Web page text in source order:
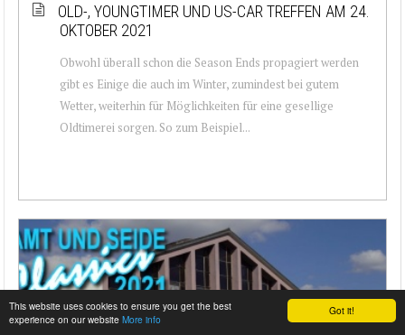
Got it!
This website uses cookies to ensure you get the best
experience on our website More info
OLD-, YOUNGTIMER UND US-CAR TREFFEN AM 24.
OKTOBER 2021
Obwohl überall schon die Season Ends propagiert werden
gibt es Einige die auch im Winter, zumindest bei gutem
Wetter, weiterhin für Möglichkeiten für eine gesellige
Oldtimerei sorgen. So zum Beispiel...